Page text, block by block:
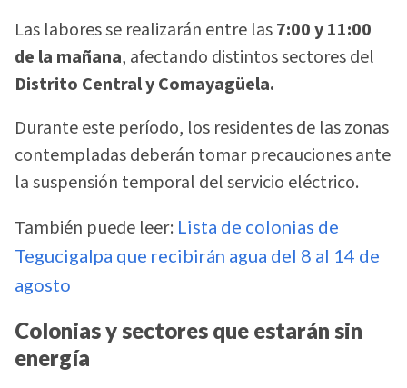
Las labores se realizarán entre las7:00 y 11:00
de la mañana, afectando distintos sectores del
Distrito Central y Comayagüela.
Durante este período, los residentes de las zonas
contempladas deberán tomar precauciones ante
la suspensión temporal del servicio eléctrico.
También puede leer: Lista de colonias de
Tegucigalpa que recibirán agua del 8 al 14 de
agosto
Colonias y sectores que estarán sin
energía